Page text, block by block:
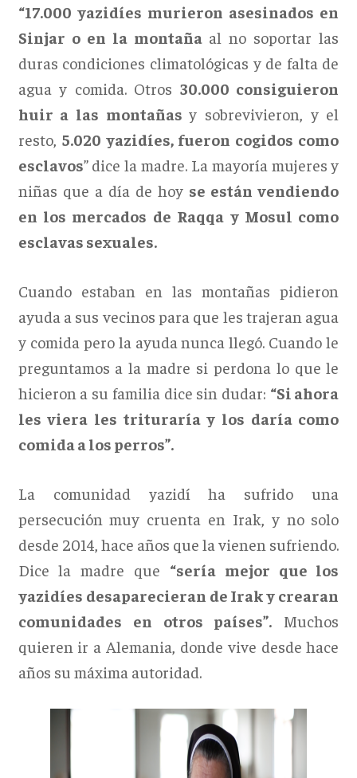
“17.000 yazidíes murieron asesinados en
Sinjar o en la montaña al no soportar las
duras condiciones climatológicas y de falta de
agua y comida. Otros 30.000 consiguieron
huir a las montañasy sobrevivieron, y el
resto, 5.020 yazidíes, fueron cogidos como
esclavos” dice la madre. La mayoría mujeres y
niñas que a día de hoy se están vendiendo
en los mercados de Raqqa y Mosul como
esclavas sexuales.
Cuando estaban en las montañas pidieron
ayuda a sus vecinos para que les trajeran agua
y comida pero la ayuda nunca llegó. Cuando le
preguntamos a la madre si perdona lo que le
hicieron a su familia dice sin dudar: “Si ahora
les viera les trituraría y los daría como
comida a los perros”.
La comunidad yazidí ha sufrido una
persecución muy cruenta en Irak, y no solo
desde 2014, hace años que la vienen sufriendo.
Dice la madre que “sería mejor que los
yazidíes desaparecieran de Irak y crearan
comunidades en otros países”. Muchos
quieren ir a Alemania, donde vive desde hace
años su máxima autoridad.